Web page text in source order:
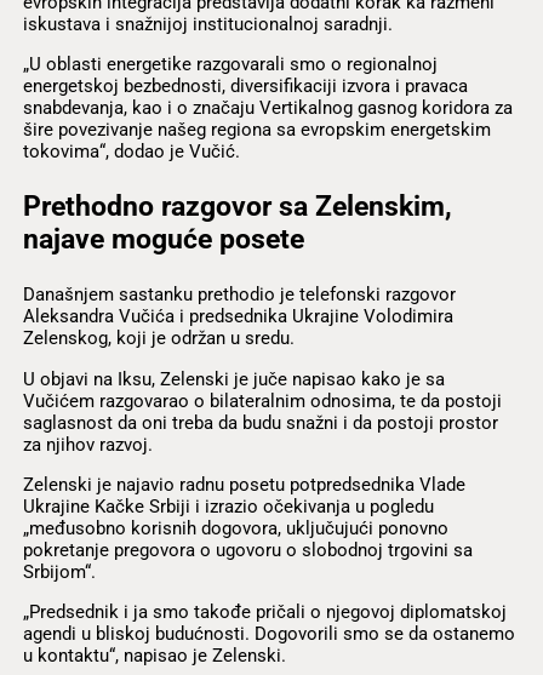
iskustava i snažnijoj institucionalnoj saradnji.
„U oblasti energetike razgovarali smo o regionalnoj
energetskoj bezbednosti, diversifikaciji izvora i pravaca
snabdevanja, kao i o značaju Vertikalnog gasnog koridora za
šire povezivanje našeg regiona sa evropskim energetskim
tokovima“, dodao je Vučić.
Prethodno razgovor sa Zelenskim,
najave moguće posete
Današnjem sastanku prethodio je telefonski razgovor
Aleksandra Vučića i predsednika Ukrajine Volodimira
Zelenskog, koji je održan u sredu.
U objavi na Iksu, Zelenski je juče napisao kako je sa
Vučićem razgovarao o bilateralnim odnosima, te da postoji
saglasnost da oni treba da budu snažni i da postoji prostor
za njihov razvoj.
Zelenski je najavio radnu posetu potpredsednika Vlade
Ukrajine Kačke Srbiji i izrazio očekivanja u pogledu
„međusobno korisnih dogovora, uključujući ponovno
pokretanje pregovora o ugovoru o slobodnoj trgovini sa
Srbijom“.
„Predsednik i ja smo takođe pričali o njegovoj diplomatskoj
agendi u bliskoj budućnosti. Dogovorili smo se da ostanemo
u kontaktu“, napisao je Zelenski.